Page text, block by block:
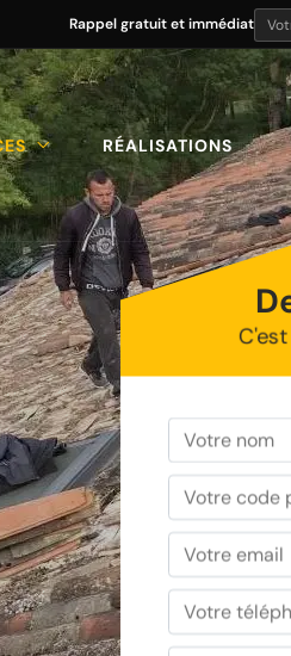
Rappel gratuit et immédiat
RÉALISATIONS